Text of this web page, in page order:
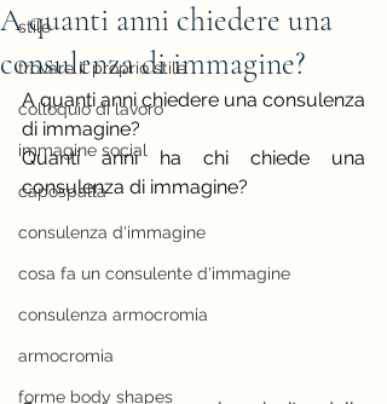
stile
trovare il proprio stile
colloquio di lavoro
immagine social
capospalla
consulenza d'immagine
cosa fa un consulente d'immagine
consulenza armocromia
armocromia
forme body shapes
A quanti anni chiedere una
consulenza di immagine?
A quanti anni chiedere una consulenza
di immagine?
Quanti anni ha chi chiede una
consulenza di immagine?